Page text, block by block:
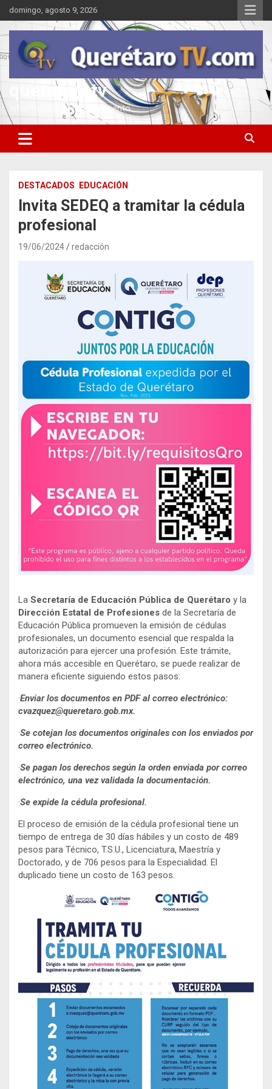
Saltar
al
contenido
domingo, agosto 9, 2026
queretarotv
Información y entretenimiento
DESTACADOS EDUCACIÓN
Invita SEDEQ a tramitar la cédula
profesional
19/06/2024 redacción
La Secretaría de Educación Pública de Querétaro y la
Dirección Estatal de Profesiones de la Secretaría de
Educación Pública promueven la emisión de cédulas
profesionales, un documento esencial que respalda la
autorización para ejercer una profesión. Este trámite,
ahora más accesible en Querétaro, se puede realizar de
manera eficiente siguiendo estos pasos:
·Enviar los documentos en PDF al correo electrónico:
cvazquez@queretaro.gob.mx.
·Se cotejan los documentos originales con los enviados por
correo electrónico.
·Se pagan los derechos según la orden enviada por correo
electrónico, una vez validada la documentación.
·Se expide la cédula profesional.
El proceso de emisión de la cédula profesional tiene un
tiempo de entrega de 30 días hábiles y un costo de 489
pesos para Técnico, T.S.U., Licenciatura, Maestría y
Doctorado, y de 706 pesos para la Especialidad. El
duplicado tiene un costo de 163 pesos.